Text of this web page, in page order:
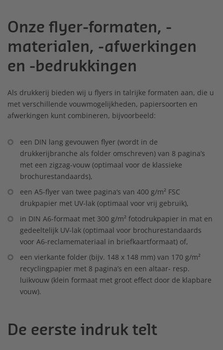
Onze flyer-formaten, -
materialen, -afwerkingen
en -bedrukkingen
Als drukkerij bieden wij u flyers in talrijke formaten aan, die u
met verschillende vouwmogelijkheden, papiersoorten en
afwerkingen kunt combineren, bijvoorbeeld:
een DIN lang gevouwen flyer (wordt in de
drukkerijbranche als folder omschreven) van 8 pagina’s
met een zigzag-vouw (optimaal voor de klassieke
brochurestandaards),
een A5-flyer van twee pagina‘s van 400 g/m² FSC
drukpapier met UV-lak (optimaal voor vrij gebruik),
in DIN A6-formaat met 300 g/m² fotodrukpapier in mat en
gedeeltelijk UV-lak (optimaal voor brochurestandaards
voor A6-reclamemateriaal in briefkaartformaat) of,
een vierkante folder (bijv. 148 x 148 mm) van 170 g/m²
recyclingpapier met 8 pagina’s en een altaar- resp.
luikvouw (klein formaat met groot effect door de klapbare
vouw).
De eerste indruk telt